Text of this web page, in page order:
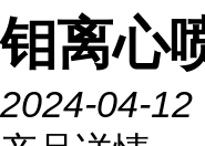
钼离心
2024-04-12